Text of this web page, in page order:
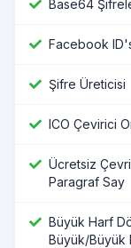
Base64
Facebook
Şifre Üreticisi
ICO Çevirici
Ücretsiz
Paragraf Say
Büyük Harf
Büyük/Büyük